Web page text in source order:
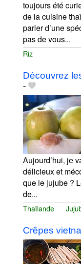
toujours été
de la cuisine
parler d’une
pas de vous...
Riz
Découvrez
-
Aujourd’hui, je
délicieux et
que le jujube ?
de...
Thaïlande
Crêpes